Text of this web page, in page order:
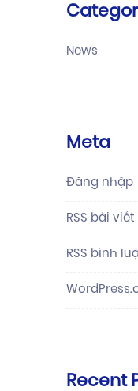
News
Meta
Đăng nhập
RSS bài viết
RSS bình
Recent